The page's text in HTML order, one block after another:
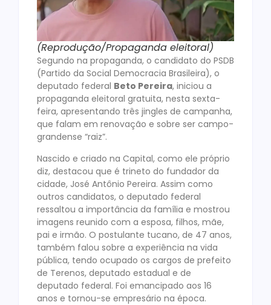
(Reprodução/Propaganda eleitoral)
Segundo na propaganda, o candidato do PSDB
(Partido da Social Democracia Brasileira), o
deputado federal Beto Pereira, iniciou a
propaganda eleitoral gratuita, nesta sexta-
feira, apresentando três jingles de campanha,
que falam em renovação e sobre ser campo-
grandense “raiz”.
Nascido e criado na Capital, como ele próprio
diz, destacou que é trineto do fundador da
cidade, José Antônio Pereira. Assim como
outros candidatos, o deputado federal
ressaltou a importância da família e mostrou
imagens reunido com a esposa, filhos, mãe,
pai e irmão. O postulante tucano, de 47 anos,
também falou sobre a experiência na vida
pública, tendo ocupado os cargos de prefeito
de Terenos, deputado estadual e de
deputado federal. Foi emancipado aos 16
anos e tornou-se empresário na época.